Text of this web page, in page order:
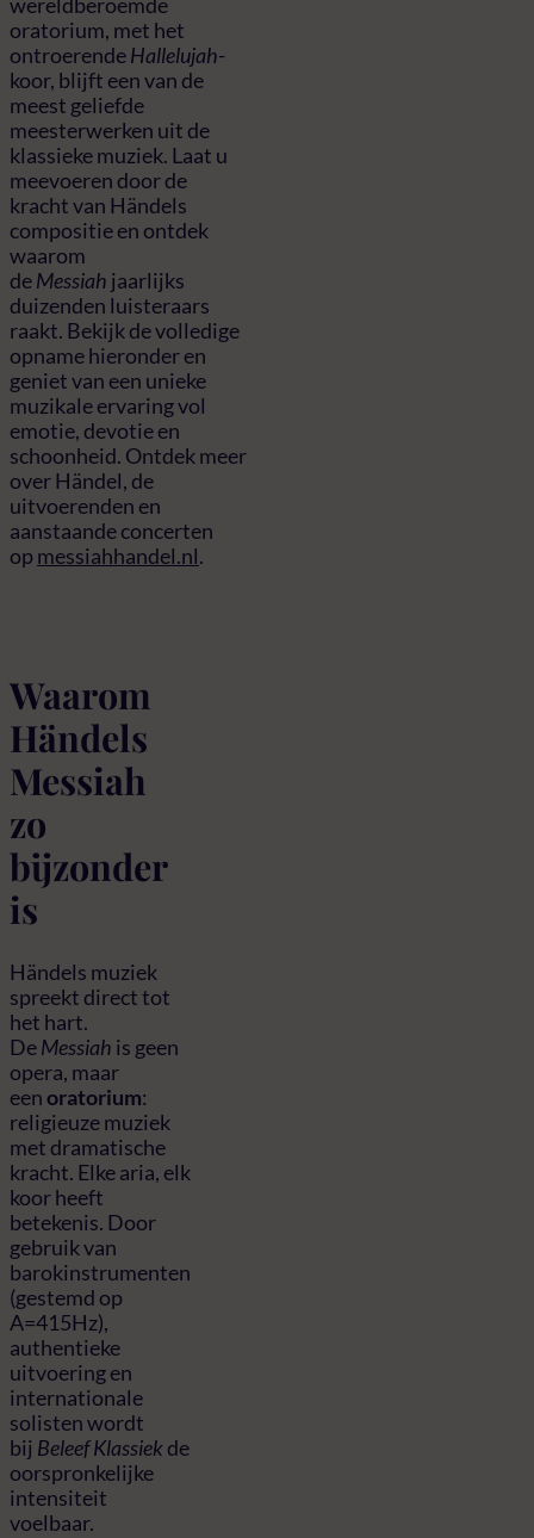
oratorium, met het
ontroerendeHallelujah-
koor, blijft een van de
meest geliefde
meesterwerken uit de
klassieke muziek. Laat u
meevoeren door de
kracht van Händels
compositie en ontdek
waarom
deMessiah jaarlijks
duizenden luisteraars
raakt. Bekijk de volledige
opname hieronder en
geniet van een unieke
muzikale ervaring vol
emotie, devotie en
schoonheid. Ontdek meer
over Händel, de
uitvoerenden en
aanstaande concerten
op messiahhandel.nl.
Waarom
Händels
Messiah
zo
bijzonder
is
Händels muziek
spreekt direct tot
het hart.
DeMessiah is geen
opera, maar
eenoratorium:
religieuze muziek
met dramatische
kracht. Elke aria, elk
koor heeft
betekenis. Door
gebruik van
barokinstrumenten
(gestemd op
A=415Hz),
authentieke
uitvoering en
internationale
solisten wordt
bij Beleef Klassiekde
oorspronkelijke
intensiteit
voelbaar.